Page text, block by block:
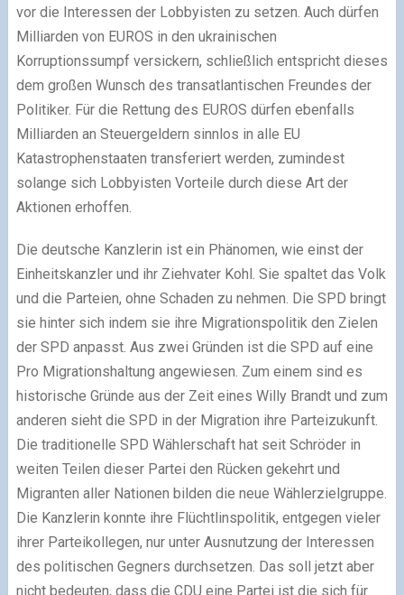
vor die Interessen der Lobbyisten zu setzen. Auch dürfen
Milliarden von EUROS in den ukrainischen
Korruptionssumpf versickern, schließlich entspricht dieses
dem großen Wunsch des transatlantischen Freundes der
Politiker. Für die Rettung des EUROS dürfen ebenfalls
Milliarden an Steuergeldern sinnlos in alle EU
Katastrophenstaaten transferiert werden, zumindest
solange sich Lobbyisten Vorteile durch diese Art der
Aktionen erhoffen.
Die deutsche Kanzlerin ist ein Phänomen, wie einst der
Einheitskanzler und ihr Ziehvater Kohl. Sie spaltet das Volk
und die Parteien, ohne Schaden zu nehmen. Die SPD bringt
sie hinter sich indem sie ihre Migrationspolitik den Zielen
der SPD anpasst. Aus zwei Gründen ist die SPD auf eine
Pro Migrationshaltung angewiesen. Zum einem sind es
historische Gründe aus der Zeit eines Willy Brandt und zum
anderen sieht die SPD in der Migration ihre Parteizukunft.
Die traditionelle SPD Wählerschaft hat seit Schröder in
weiten Teilen dieser Partei den Rücken gekehrt und
Migranten aller Nationen bilden die neue Wählerzielgruppe.
Die Kanzlerin konnte ihre Flüchtlinspolitik, entgegen vieler
ihrer Parteikollegen, nur unter Ausnutzung der Interessen
des politischen Gegners durchsetzen. Das soll jetzt aber
nicht bedeuten, dass die CDU eine Partei ist die sich für